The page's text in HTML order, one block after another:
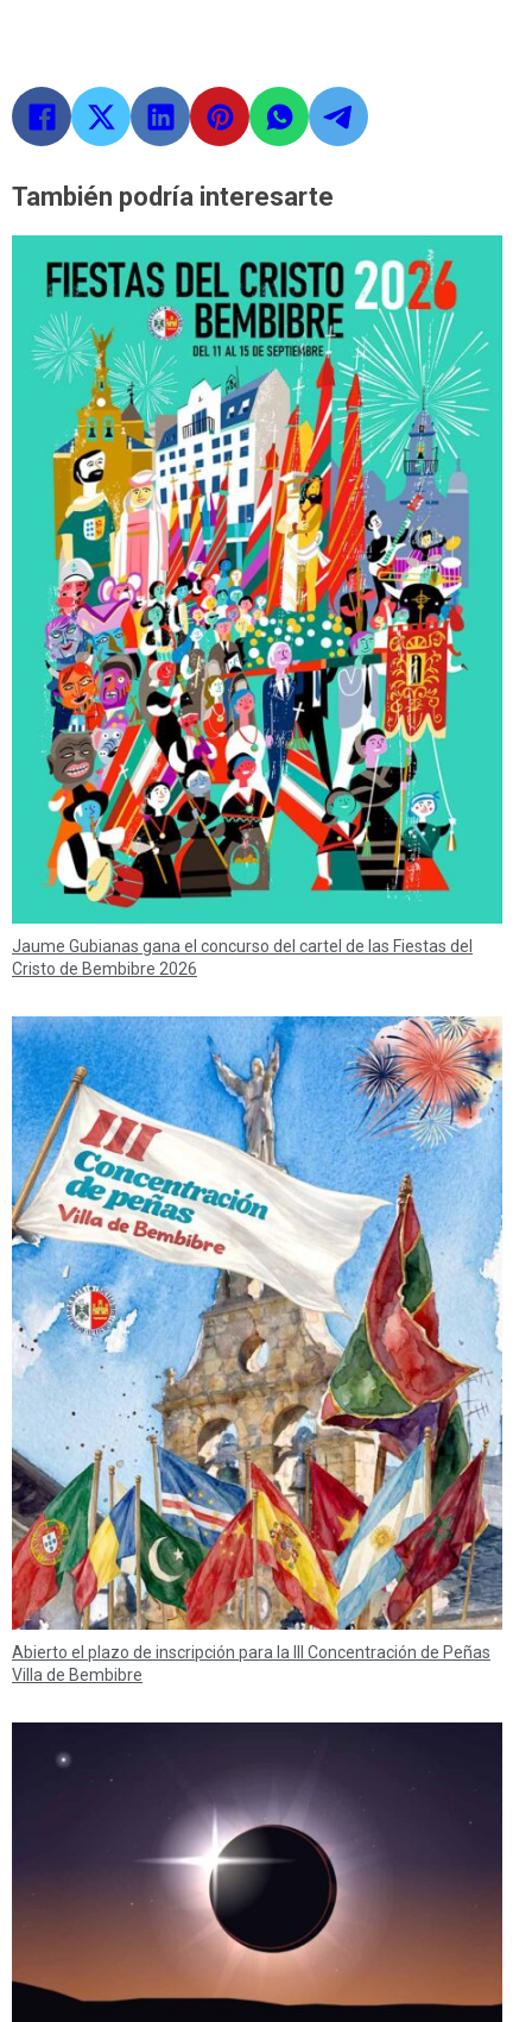
También podría interesarte
Jaume Gubianas gana el concurso del cartel de las Fiestas del
Cristo de Bembibre 2026
Abierto el plazo de inscripción para la III Concentración de Peñas
Villa de Bembibre